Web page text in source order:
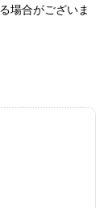
場合がございま